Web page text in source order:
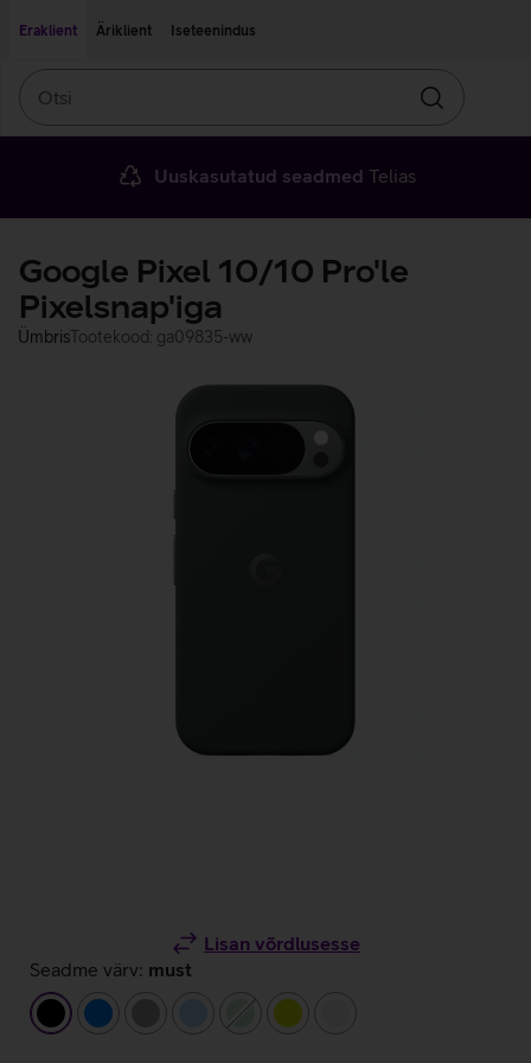
Eraklient
Äriklient Iseteenindus
Otsin
Uuskasutatud seadmed Telias
Google Pixel 10/10 Pro'le
Pixelsnap'iga
ÜmbrisTootekood: ga09835-ww
Lisan võrdlusesse
Seadme värv: must
must
sinine helesininehelerohelinelaimiroheline